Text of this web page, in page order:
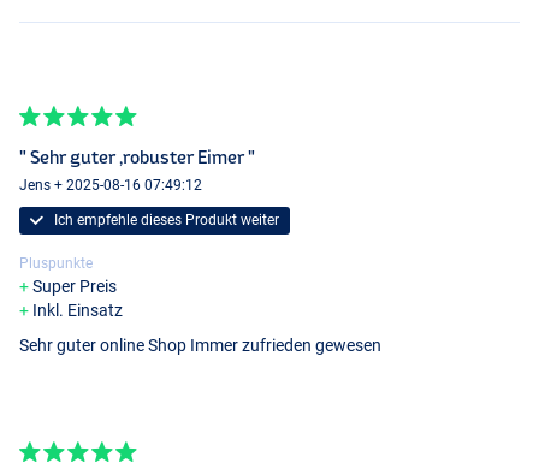
" Sehr guter ,robuster Eimer "
Jens + 2025-08-16 07:49:12
Ich empfehle dieses Produkt weiter
Pluspunkte
Super Preis
Inkl. Einsatz
Sehr guter online Shop Immer zufrieden gewesen